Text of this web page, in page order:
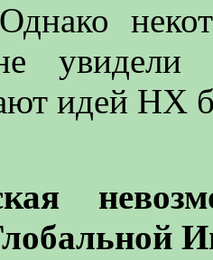
идей НХ